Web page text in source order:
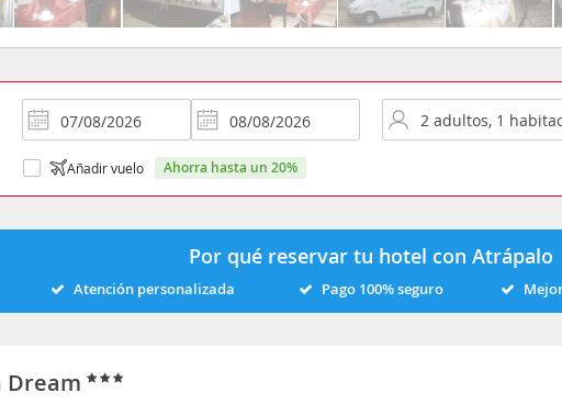
Añadir vuelo ahorra hasta un 20%
Por qué reservar tu hotel con Atrápalo
Atención personalizada Pago 100% seguro
Dream